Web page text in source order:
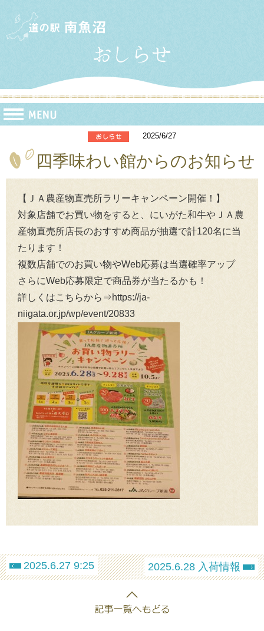
2025/6/27
四季味わい館からのお知らせ
【ＪＡ農産物直売所ラリーキャンペーン開催！】
対象店舗でお買い物をすると、にいがた和牛やＪＡ農
産物直売所店長のおすすめ商品が抽選で計120名に当
たります！
複数店舗でのお買い物やWeb応募は当選確率アップ
さらにWeb応募限定で商品券が当たるかも！
詳しくはこちらから⇒https://ja-
niigata.or.jp/wp/event/20833
2025.6.27 9:25 2025.6.28 入荷情報